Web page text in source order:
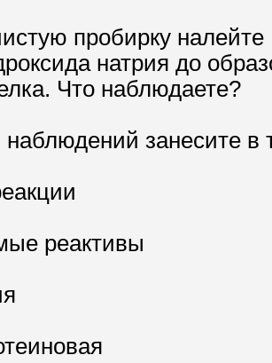
пробирку
натрия до
Что наблюдаете?
наблюдений занесите в
реактивы